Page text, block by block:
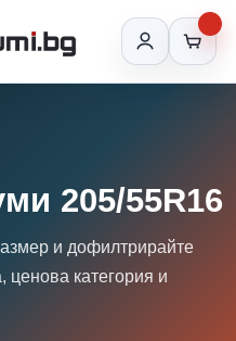
205/55R16
и дофилтрирайте
ценова категория и